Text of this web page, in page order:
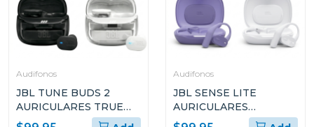
Audifonos
JBL TUNE BUDS 2
AURICULARES TRUE
WIRELESS CON
Audifonos
JBL SENSE LITE
AURICULARES
ABIERTOS TRUE